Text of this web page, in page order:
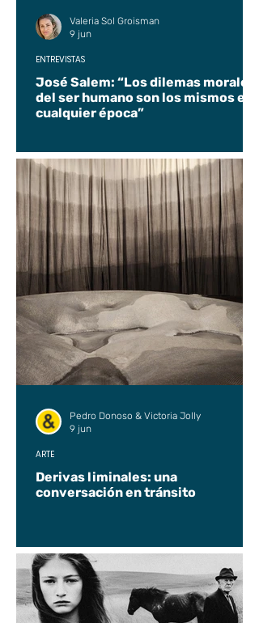
José Salem: “Los dilemas morales
del ser humano son los mismos en
cualquier época”
ENTREVISTAS
Valeria Sol Groisman
9 jun
Derivas liminales: una
conversación en tránsito
ARTE
Pedro Donoso & Victoria Jolly
9 jun